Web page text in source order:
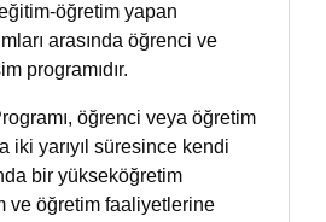
öğretim yapan
arasında öğrenci ve
programıdır.
öğrenci veya öğretim
iki yarıyıl süresince kendi
bir yükseköğretim
ve öğretim faaliyetlerine